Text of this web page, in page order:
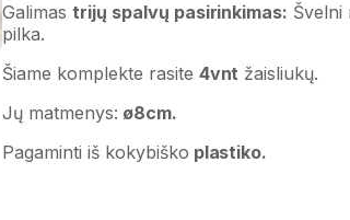
Galimas trijų spalvų pasirinkimas: Švelni
pilka.
Šiame komplekte rasite 4vnt žaisliukų.
Jų matmenys: ø8cm.
Pagaminti iš kokybiško plastiko.